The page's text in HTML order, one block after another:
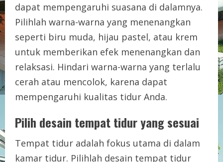
dapat mempengaruhi suasana di dalamnya.
Pilihlah warna-warna yang menenangkan
seperti biru muda, hijau pastel, atau krem
untuk memberikan efek menenangkan dan
relaksasi. Hindari warna-warna yang terlalu
cerah atau mencolok, karena dapat
mempengaruhi kualitas tidur Anda.
Pilih desain tempat tidur yang sesuai
Tempat tidur adalah fokus utama di dalam
kamar tidur. Pilihlah desain tempat tidur